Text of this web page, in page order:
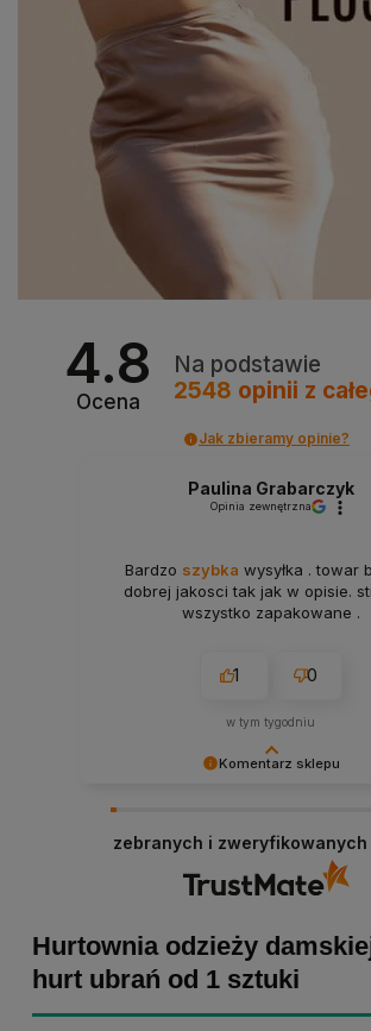
4.8
Ocena
Na podstawie
2548 opinii z
Jak zbieramy opinie?
Komentarz sklepu
skrzydeł, dlatego tym bardziej
zakup przebiegł pomyślnie. Obiecujemy
utrzymać dobrą passę - zapraszamy
Paulina Grabarczyk
Opinia zewnętrzna
Bardzo szybka wysyłka . towar
dobrej jakosci tak jak w opisie.
wszystko zapakowane .
1 0
w tym tygodniu
zebranych i zweryfikowanych
Hurtownia odzieży
hurt ubrań od 1 sztuki